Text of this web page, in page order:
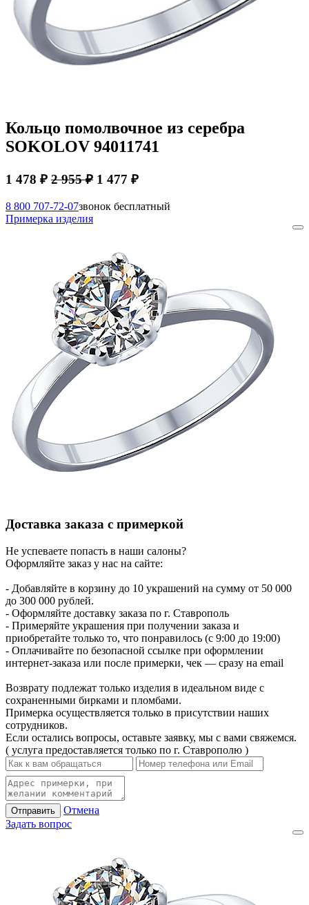
Кольцо помолвочное из серебра
SOKOLOV 94011741
1 478 ₽ 2 955 ₽ 1 477 ₽
8 800 707-72-07звонок бесплатный
Примерка изделия
Доставка заказа с примеркой
Не успеваете попасть в наши салоны?
Оформляйте заказ у нас на сайте:
- Добавляйте в корзину до 10 украшений на сумму от 50 000
до 300 000 рублей.
- Оформляйте доставку заказа по г. Ставрополь
- Примеряйте украшения при получении заказа и
приобретайте только то, что понравилось (с 9:00 до 19:00)
- Оплачивайте по безопасной ссылке при оформлении
интернет-заказа или после примерки, чек — сразу на email
Возврату подлежат только изделия в идеальном виде с
сохраненными бирками и пломбами.
Примерка осуществляется только в присутствии наших
сотрудников.
Если остались вопросы, оставьте заявку, мы с вами свяжемся.
( услуга предоставляется только по г. Ставрополю )
Отправить
Отмена
Задать вопрос